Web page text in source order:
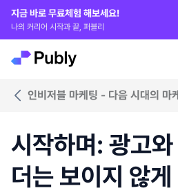
지금 바로 무료체험 해보세요!
나의 커리어 시작과 끝, 퍼블리
인비저블 마케팅 - 다음 시대의 마
시작하며: 광고
더는 보이지 않